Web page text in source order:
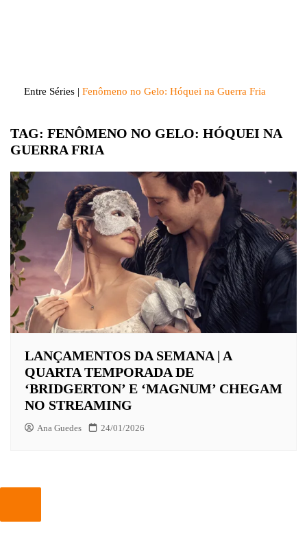
Entre Séries | Fenômeno no Gelo: Hóquei na Guerra Fria
TAG: FENÔMENO NO GELO: HÓQUEI NA
GUERRA FRIA
LANÇAMENTOS DA SEMANA | A
QUARTA TEMPORADA DE
‘BRIDGERTON’ E ‘MAGNUM’ CHEGAM
NO STREAMING
Ana Guedes 24/01/2026